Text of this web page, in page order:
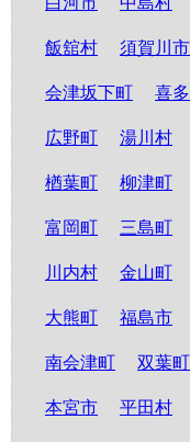
飯舘村 須賀川市
会津坂下町 喜
広野町 湯川村
楢葉町 柳津町
富岡町 三島町
川内村 金山町
大熊町 福島市
南会津町 双葉町
本宮市 平田村